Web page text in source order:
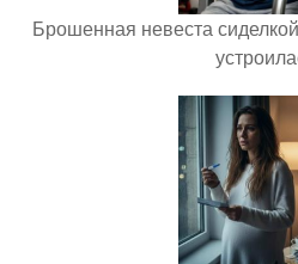
Брошенная невеста